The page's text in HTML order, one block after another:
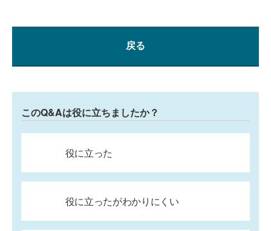
戻る
このQ&Aは役に立ちましたか？
役に立った
役に立ったがわかりにくい